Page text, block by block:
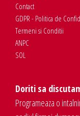
Contact
GDPR - Politica de
Termeni si Conditii
ANPC
SOL
Doriti sa
Programeaza o